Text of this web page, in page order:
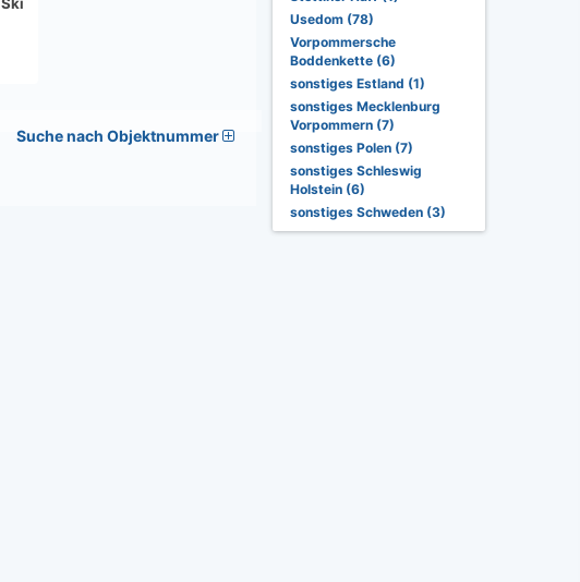
Suche nach Objektnummer
Usedom (78)
Vorpommersche
Boddenkette (6)
sonstiges Estland (1)
sonstiges Mecklenburg
Vorpommern (7)
sonstiges Polen (7)
sonstiges Schleswig
Holstein (6)
sonstiges Schweden (3)